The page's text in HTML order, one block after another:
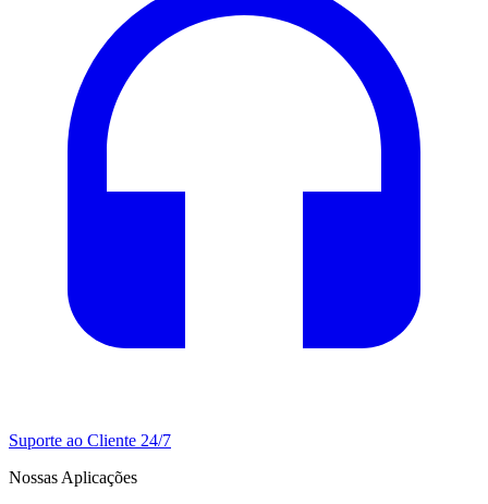
Suporte ao Cliente 24/7
Nossas Aplicações